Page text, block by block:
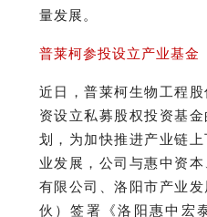
量发展。
普莱柯参投设立产业基金
近日，普莱柯生物工程
资设立私募股权投资基
划，为加快推进产业链
业发展，公司与惠中资
有限公司、洛阳市产业
伙）签署《洛阳惠中宏